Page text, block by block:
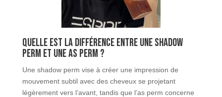
Quelle est la différence entre une shadow
perm et une as perm ?
Une shadow perm vise à créer une impression de
mouvement subtil avec des cheveux se projetant
légèrement vers l’avant, tandis que l’as perm concerne